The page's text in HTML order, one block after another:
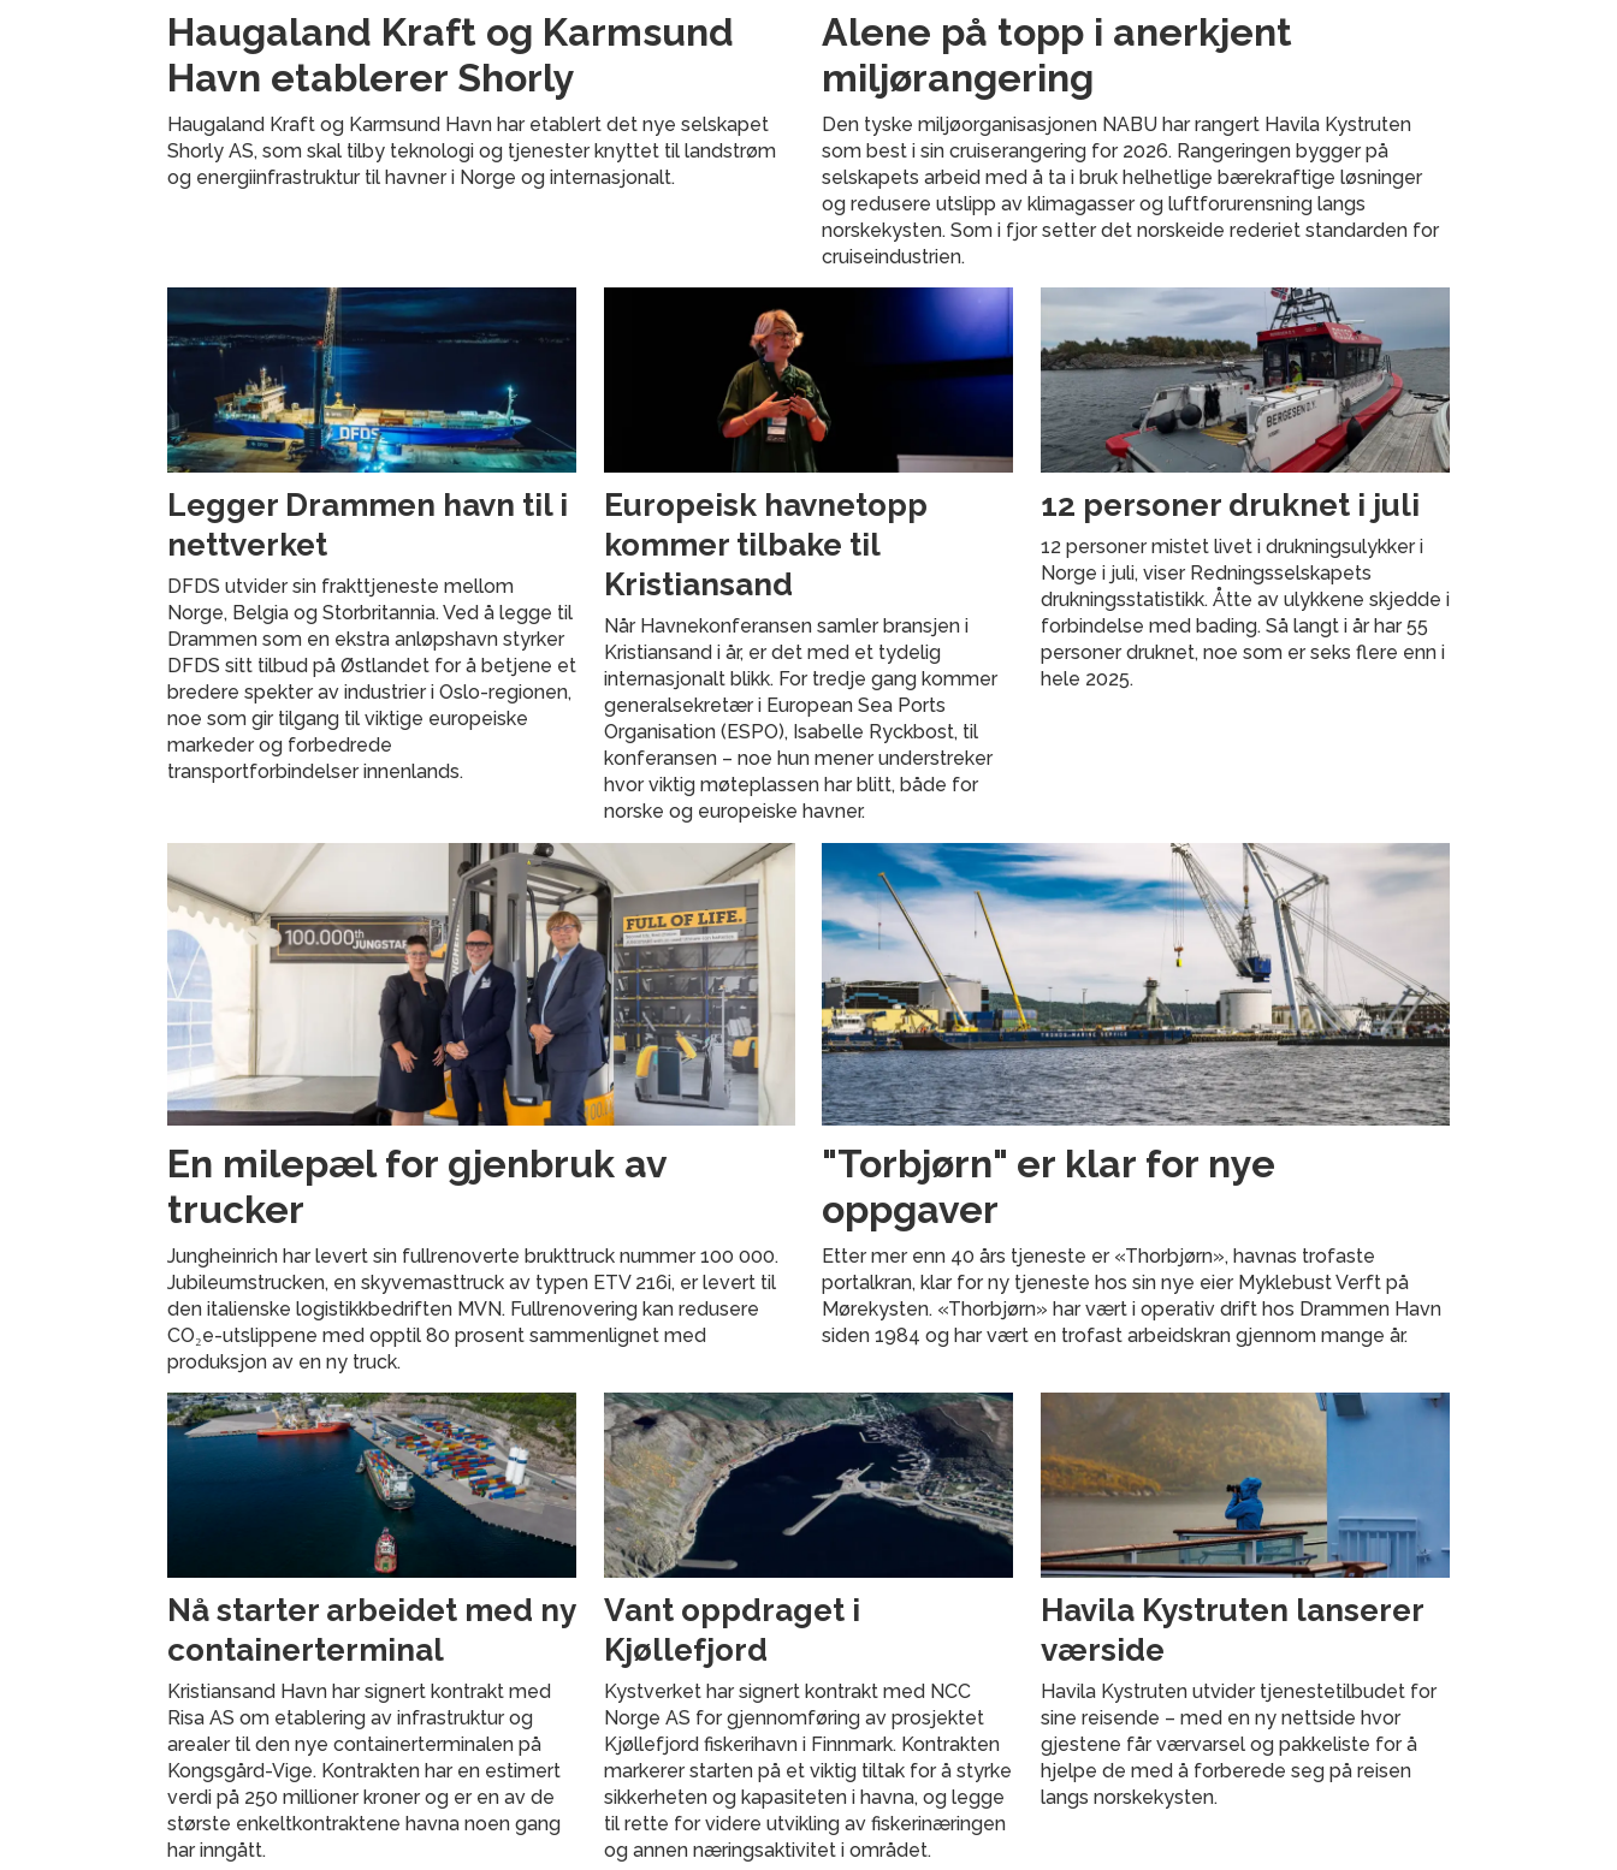
Haugaland Kraft og Karmsund
Havn etablerer Shorly
Haugaland Kraft og Karmsund Havn har etablert det nye selskapet
Shorly AS, som skal tilby teknologi og tjenester knyttet til landstrøm
og energiinfrastruktur til havner i Norge og internasjonalt.
Alene på topp i anerkjent
miljørangering
Den tyske miljøorganisasjonen NABU har rangert Havila Kystruten
som best i sin cruiserangering for 2026. Rangeringen bygger på
selskapets arbeid med å ta i bruk helhetlige bærekraftige løsninger
og redusere utslipp av klimagasser og luftforurensning langs
norskekysten. Som i fjor setter det norskeide rederiet standarden for
cruiseindustrien.
Legger Drammen havn til i
nettverket
DFDS utvider sin frakttjeneste mellom
Norge, Belgia og Storbritannia. Ved å legge til
Drammen som en ekstra anløpshavn styrker
DFDS sitt tilbud på Østlandet for å betjene et
bredere spekter av industrier i Oslo-regionen,
noe som gir tilgang til viktige europeiske
markeder og forbedrede
transportforbindelser innenlands.
Europeisk havnetopp
kommer tilbake til
Kristiansand
Når Havnekonferansen samler bransjen i
Kristiansand i år, er det med et tydelig
internasjonalt blikk. For tredje gang kommer
generalsekretær i European Sea Ports
Organisation (ESPO), Isabelle Ryckbost, til
konferansen – noe hun mener understreker
hvor viktig møteplassen har blitt, både for
norske og europeiske havner.
12 personer druknet i juli
12 personer mistet livet i drukningsulykker i
Norge i juli, viser Redningsselskapets
drukningsstatistikk. Åtte av ulykkene skjedde i
forbindelse med bading. Så langt i år har 55
personer druknet, noe som er seks flere enn i
hele 2025.
En milepæl for gjenbruk av
trucker
Jungheinrich har levert sin fullrenoverte brukttruck nummer 100 000.
Jubileumstrucken, en skyvemasttruck av typen ETV 216i, er levert til
den italienske logistikkbedriften MVN. Fullrenovering kan redusere
CO₂e-utslippene med opptil 80 prosent sammenlignet med
produksjon av en ny truck.
"Torbjørn" er klar for nye
oppgaver
Etter mer enn 40 års tjeneste er «Thorbjørn», havnas trofaste
portalkran, klar for ny tjeneste hos sin nye eier Myklebust Verft på
Mørekysten. «Thorbjørn» har vært i operativ drift hos Drammen Havn
siden 1984 og har vært en trofast arbeidskran gjennom mange år.
Nå starter arbeidet med ny
containerterminal
Kristiansand Havn har signert kontrakt med
Risa AS om etablering av infrastruktur og
arealer til den nye containerterminalen på
Kongsgård-Vige. Kontrakten har en estimert
verdi på 250 millioner kroner og er en av de
største enkeltkontraktene havna noen gang
har inngått.
Vant oppdraget i
Kjøllefjord
Kystverket har signert kontrakt med NCC
Norge AS for gjennomføring av prosjektet
Kjøllefjord fiskerihavn i Finnmark. Kontrakten
markerer starten på et viktig tiltak for å styrke
sikkerheten og kapasiteten i havna, og legge
til rette for videre utvikling av fiskerinæringen
og annen næringsaktivitet i området.
Havila Kystruten lanserer
værside
Havila Kystruten utvider tjenestetilbudet for
sine reisende – med en ny nettside hvor
gjestene får værvarsel og pakkeliste for å
hjelpe de med å forberede seg på reisen
langs norskekysten.